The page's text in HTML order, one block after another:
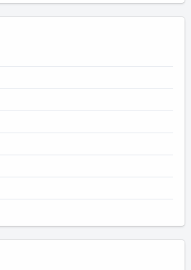
子买了睡袋，不知道 1.2 米会不
站上线了这部，直到前几天才看
接下来有五项是 2019 年的，都是
。。